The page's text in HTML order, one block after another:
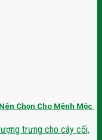
Chọn Cho Mệnh Mộc
trưng cho cây cối,